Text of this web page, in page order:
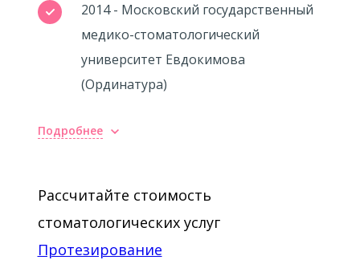
2014 - Московский государственный
медико-стоматологический
университет Евдокимова
(Ординатура)
Подробнее
Рассчитайте стоимость
стоматологических услуг
Протезирование